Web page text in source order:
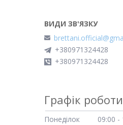
+380971324428
+380971324428
Графік роботи
Понеділок 09:00